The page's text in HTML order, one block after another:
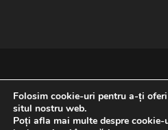
REVENIRE LA
Folosim cookie-uri pentru a-ți
situl nostru web.
Poți afla mai multe despre